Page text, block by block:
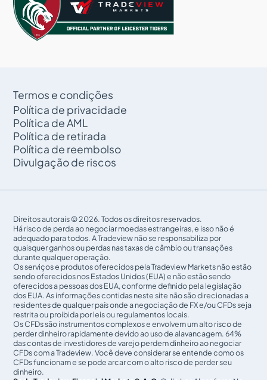
Termos e condições
Política de privacidade
Política de AML
Política de retirada
Política de reembolso
Divulgação de riscos
Direitos autorais © 2026. Todos os direitos reservados.
Há risco de perda ao negociar moedas estrangeiras, e isso não é
adequado para todos. A Tradeview não se responsabiliza por
quaisquer ganhos ou perdas nas taxas de câmbio ou transações
durante qualquer operação.
Os serviços e produtos oferecidos pela Tradeview Markets não estão
sendo oferecidos nos Estados Unidos (EUA) e não estão sendo
oferecidos a pessoas dos EUA, conforme definido pela legislação
dos EUA. As informações contidas neste site não são direcionadas a
residentes de qualquer país onde a negociação de FX e/ou CFDs seja
restrita ou proibida por leis ou regulamentos locais.
Os CFDs são instrumentos complexos e envolvem um alto risco de
perder dinheiro rapidamente devido ao uso de alavancagem. 64%
das contas de investidores de varejo perdem dinheiro ao negociar
CFDs com a Tradeview. Você deve considerar se entende como os
CFDs funcionam e se pode arcar com o alto risco de perder seu
dinheiro.